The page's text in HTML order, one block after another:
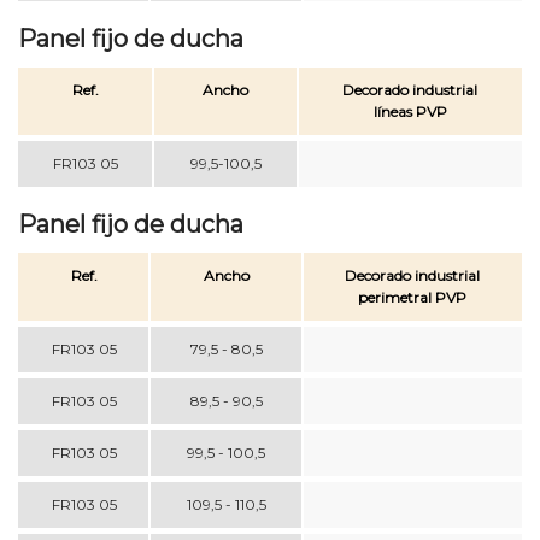
Panel fijo de ducha
Ref. Ancho
Decorado industrial
líneas PVP
FR103 05 99,5-100,5
Panel fijo de ducha
Ref. Ancho
Decorado industrial
perimetral PVP
FR103 05 79,5 - 80,5
FR103 05 89,5 - 90,5
FR103 05 99,5 - 100,5
FR103 05 109,5 - 110,5